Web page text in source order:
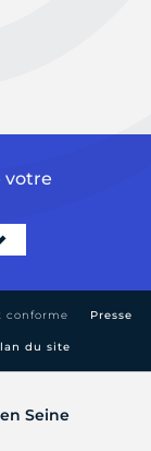
Seine
votre
conforme Presse
du site